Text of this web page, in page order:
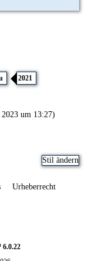
2021
um 13:27)
Stil ändern
Urheberrecht